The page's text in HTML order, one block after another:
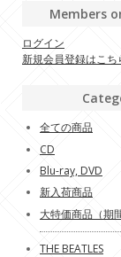
Members
ログイン
新規会員登録はこち
全ての商品
CD
Blu-ray, DVD
新入荷商品
大特価商品（期
THE BEATLES